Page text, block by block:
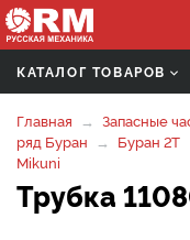
КАТАЛОГ ТОВАРОВ
Главная Запасные
ряд Буран
Буран 2Т
Mikuni
Трубка